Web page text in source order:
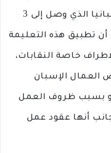
أن معدل البطالة في إسبانيا الذي وصل إلى 3
تطبيق هذه التعليمة
خاصة النقابات،
العمال الإسبان
بسبب ظروف العمل
أنها عقود عمل